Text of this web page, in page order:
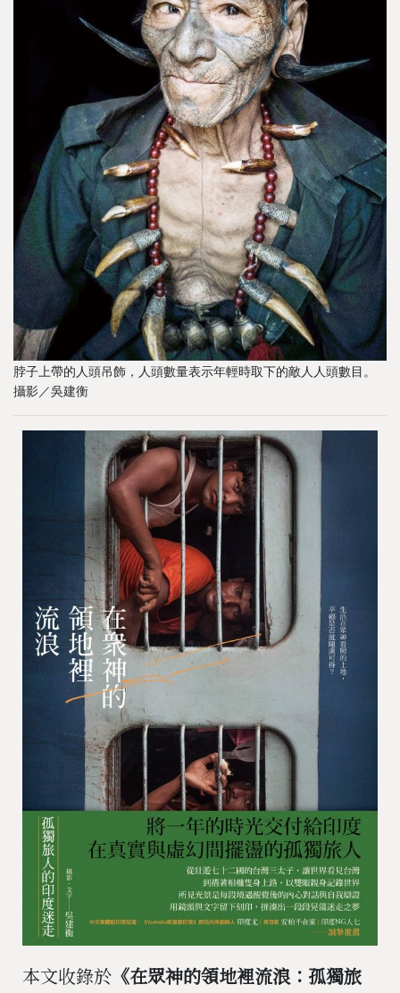
脖子上帶的人頭吊飾，人頭數量表示年輕時取下的敵人人頭數目。
攝影／吳建衡
本文收錄於 《在眾神的領地裡流浪：孤獨旅